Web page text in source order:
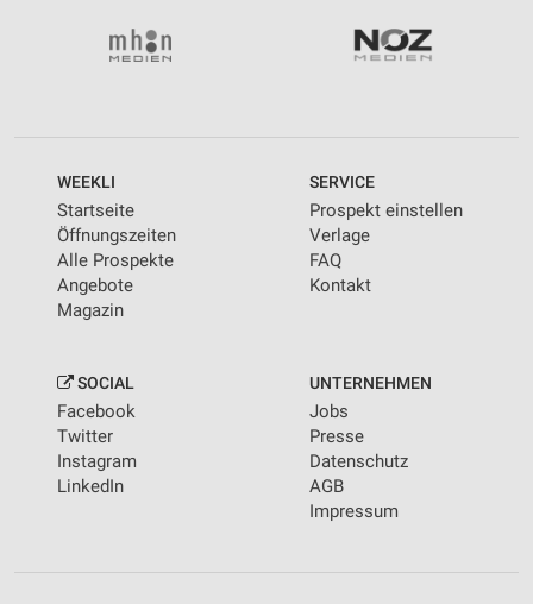
WEEKLI
Startseite
Öffnungszeiten
Alle Prospekte
Angebote
Magazin
SERVICE
Prospekt einstellen
Verlage
FAQ
Kontakt
SOCIAL
Facebook
Twitter
Instagram
LinkedIn
UNTERNEHMEN
Jobs
Presse
Datenschutz
AGB
Impressum